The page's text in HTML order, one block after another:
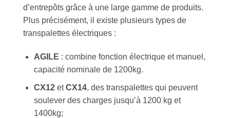
d’entrepôts grâce à une large gamme de produits.
Plus précisément, il existe plusieurs types de
transpalettes électriques :
AGILE : combine fonction électrique et manuel,
capacité nominale de 1200kg.
CX12 etCX14, des transpalettes qui peuvent
soulever des charges jusqu’à 1200 kg et
1400kg;